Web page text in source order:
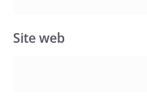
Site web